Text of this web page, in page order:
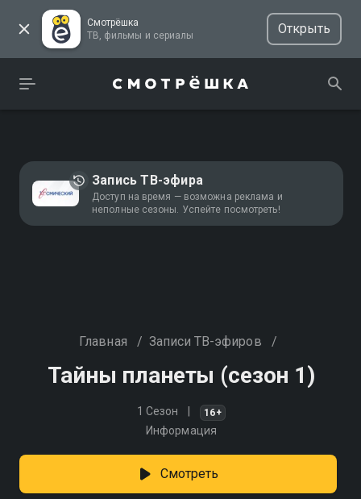
Смотрёшка
ТВ, фильмы и сериалы
Открыть
Запись ТВ-эфира
Доступ на время — возможна реклама и
неполные сезоны. Успейте посмотреть!
Главная / Записи ТВ-эфиров /
Тайны планеты (сезон 1)
1 Сезон 16+
Информация
Смотреть